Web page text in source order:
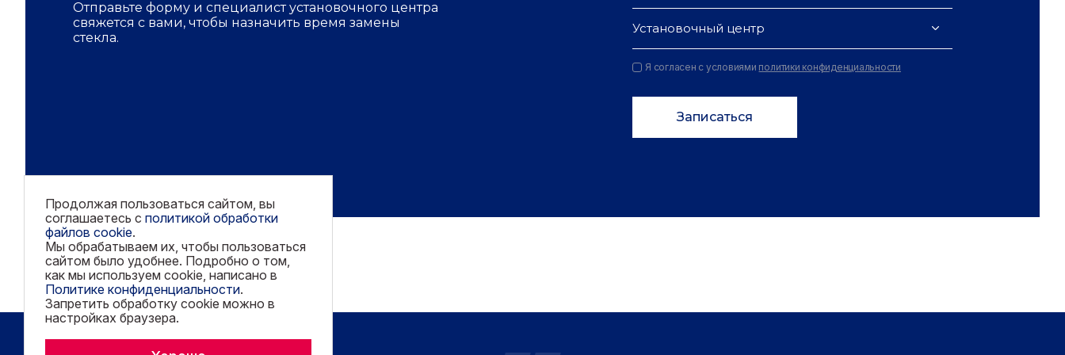
Отправьте форму и специалист установочного центра
свяжется с вами, чтобы назначить время замены
стекла.
Установочный центр
Я согласен с условиями политики конфиденциальности
Записаться
Продолжая пользоваться сайтом, вы
соглашаетесь с политикой обработки
файлов cookie.
Мы обрабатываем их, чтобы пользоваться
сайтом было удобнее. Подробно о том,
как мы используем cookie, написано в
Политике конфиденциальности.
Запретить обработку cookie можно в
настройках браузера.